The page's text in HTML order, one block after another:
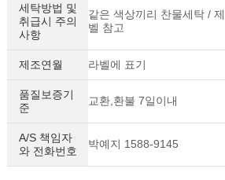
세탁방법 및
취급시 주의
사항
같은 색상끼리 찬물세탁 /
벨 참고
제조연월 라벨에 표기
품질보증기
준
교환,환불 7일이내
A/S 책임자
와 전화번호
박예지 1588-9145